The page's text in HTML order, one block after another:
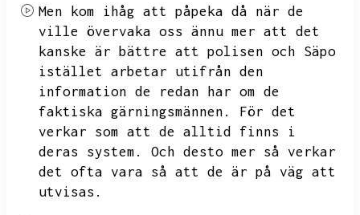
Men kom ihåg att påpeka då när de
ville övervaka oss ännu mer att det
kanske är bättre att polisen och Säpo
istället arbetar utifrån den
information de redan har om de
faktiska gärningsmännen.
För det
verkar som att de alltid finns i
deras system.
Och desto mer så verkar
det ofta vara så att de är på väg att
utvisas.